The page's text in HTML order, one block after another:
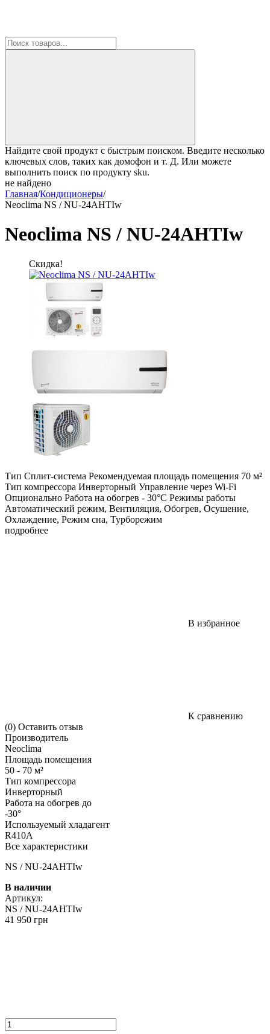
Найдите свой продукт с быстрым поиском. Введите несколько
ключевых слов, таких как домофон и т. Д. Или можете
выполнить поиск по продукту sku.
не найдено
Главная/Кондиционеры/
Neoclima NS / NU-24AHTIw
Neoclima NS / NU-24AHTIw
Скидка!
Тип Сплит-система Рекомендуемая площадь помещения 70 м²
Тип компрессора Инверторный Управление через Wi-Fi
Опционально Работа на обогрев - 30°C Режимы работы
Автоматический режим, Вентиляция, Обогрев, Осушение,
Охлаждение, Режим сна, Турборежим
подробнее
В избранное
К сравнению
(0) Оставить отзыв
Производитель
Neoclima
Площадь помещения
50 - 70 м²
Тип компрессора
Инверторный
Работа на обогрев до
-30°
Используемый хладагент
R410A
Все характеристики
NS / NU-24AHTIw
В наличии
Артикул:
NS / NU-24AHTIw
41 950 грн